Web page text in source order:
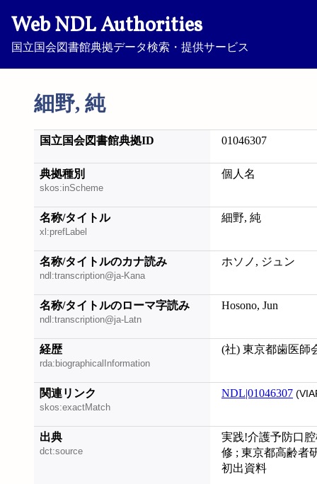
Web NDL Authorities
国立国会図書館典拠データ検索・提供サービス
細野, 純
国立国会図書館典拠ID 01046307
典拠種別
skos:inScheme
個人名
名称/タイトル
xl:prefLabel
細野, 純
名称/タイトルのカナ読み
ndl:transcription@ja-Kana
ホソノ, ジュン
名称/タイトルのローマ字読み
ndl:transcription@ja-Latn
Hosono, Jun
経歴
rda:biographicalInformation
(社) 東京都歯医師
関連リンク
skos:exactMatch
NDL|01046307
出典
dct:source
実践!介護予防口
修 ; 東京都高齢者
初出資料